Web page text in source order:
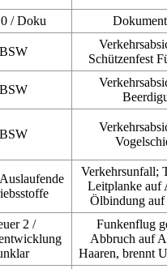
/ Doku
BSW
Schützenfest
BSW
BSW
Verkehrsunfall;
Leitplanke auf
Ölbindung auf
2 /
Funkenflug
Abbruch auf
Haaren, brennt